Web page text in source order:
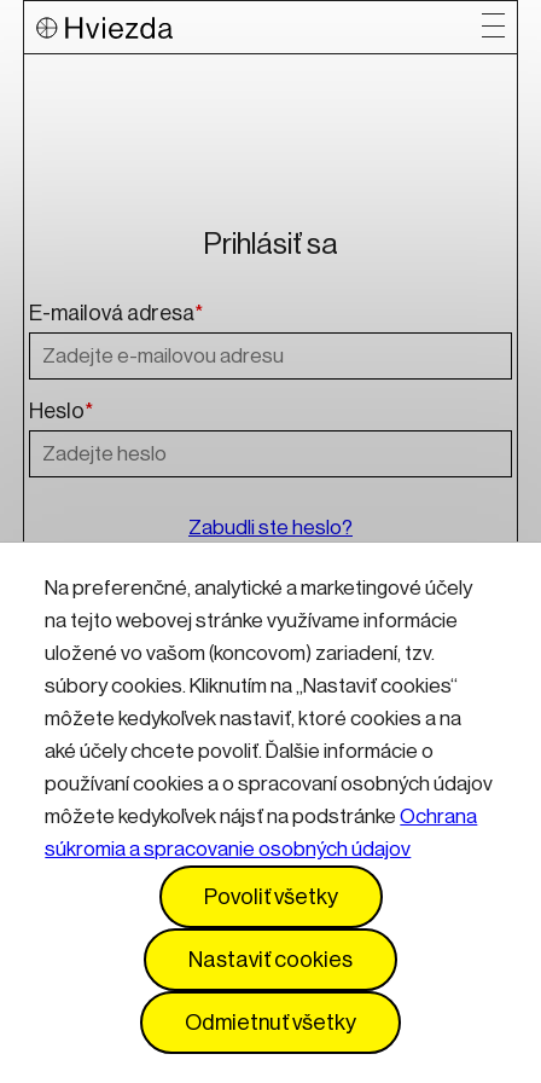
Na preferenčné, analytické a marketingové účely
na tejto webovej stránke využívame informácie
uložené vo vašom (koncovom) zariadení, tzv.
súbory cookies. Kliknutím na „Nastaviť cookies“
môžete kedykoľvek nastaviť, ktoré cookies a na
aké účely chcete povoliť. Ďalšie informácie o
používaní cookies a o spracovaní osobných údajov
môžete kedykoľvek nájsť na podstránkeOchrana
súkromia a spracovanie osobných údajov
Povoliť všetky
Nastaviť cookies
Odmietnuť všetky
Prihlásiť sa
E-mailová adresa*
Heslo*
Zabudli ste heslo?
Přihlásit
Kontakty Informácie pre návštevníkov
Prevádzkový poriadok
Vyhlásenie o prístupnosti Služby
Nastavenia cookies